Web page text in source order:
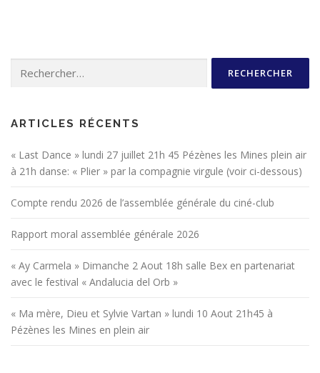
n
e
a
t
c
e
s
ARTICLES RÉCENTS
« Last Dance » lundi 27 juillet 21h 45 Pézènes les Mines plein air
à 21h danse: « Plier » par la compagnie virgule (voir ci-dessous)
Compte rendu 2026 de l’assemblée générale du ciné-club
Rapport moral assemblée générale 2026
« Ay Carmela » Dimanche 2 Aout 18h salle Bex en partenariat
avec le festival « Andalucia del Orb »
« Ma mère, Dieu et Sylvie Vartan » lundi 10 Aout 21h45 à
Pézènes les Mines en plein air